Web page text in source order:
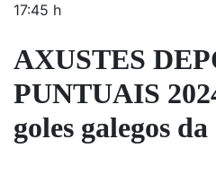
17:45 h
AXUSTES
PUNTUAIS
goles galegos